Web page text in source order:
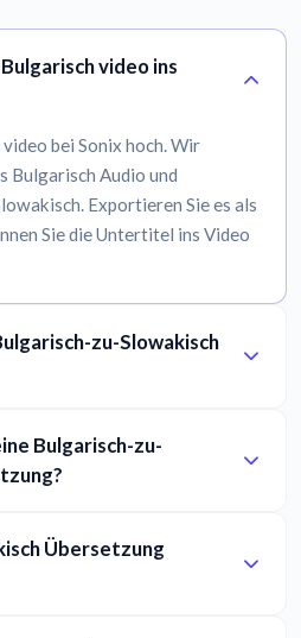
video ins
bei Sonix hoch. Wir
Bulgarisch Audio und
Exportieren Sie es als
Sie die Untertitel ins Video
zu-Slowakisch
Bulgarisch-zu-
Übersetzung